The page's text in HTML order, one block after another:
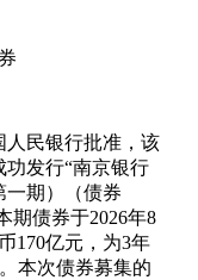
人民银行批准，该
发行“南京银行
一期）（债券
期债券于2026年8
170亿元，为3年
本次债券募集的